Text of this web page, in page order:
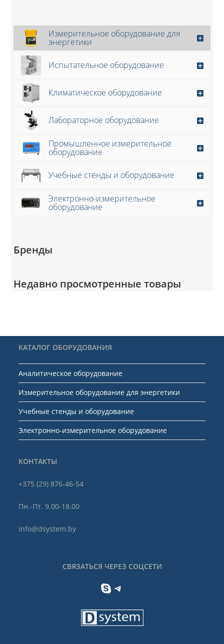
Измерительное оборудование для
энергетики
Испытательное оборудование
Климатическое оборудование
Лабораторное оборудование
Промышленное измерительное
оборудование
Учебные стенды и оборудование
Электронно-измерительное
оборудование
Бренды
Недавно просмотренные товары
КАТАЛОГ ОБОРУДОВАНИЯ
Аналитическое оборудование
Измерительное оборудование для энергетики
Учебные стенды и оборудование
Электронно-измерительное оборудование
КОНТАКТЫ
+375 (29) 876-46-54
Пн.-Пт. 9.00-18.00
info@dsystem.by
СВЯЗАТЬСЯ ЧЕРЕЗ СОЦСЕТИ
SkypeTelegram